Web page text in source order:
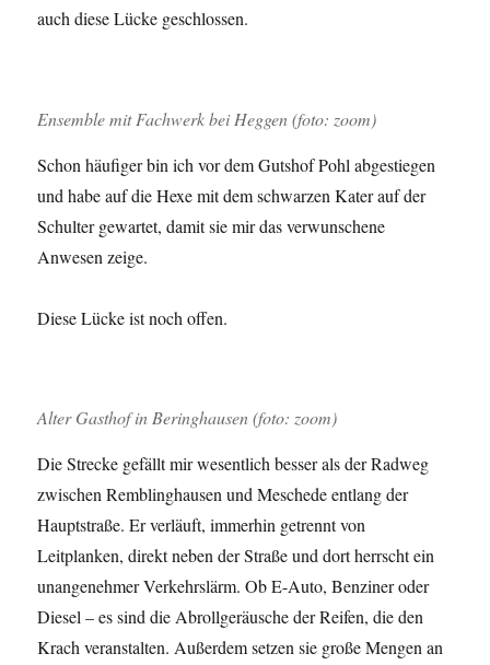
auch diese Lücke geschlossen.
Ensemble mit Fachwerk bei Heggen (foto: zoom)
Schon häufiger bin ich vor dem Gutshof Pohl abgestiegen
und habe auf die Hexe mit dem schwarzen Kater auf der
Schulter gewartet, damit sie mir das verwunschene
Anwesen zeige.
Diese Lücke ist noch offen.
Alter Gasthof in Beringhausen (foto: zoom)
Die Strecke gefällt mir wesentlich besser als der Radweg
zwischen Remblinghausen und Meschede entlang der
Hauptstraße. Er verläuft, immerhin getrennt von
Leitplanken, direkt neben der Straße und dort herrscht ein
unangenehmer Verkehrslärm. Ob E-Auto, Benziner oder
Diesel – es sind die Abrollgeräusche der Reifen, die den
Krach veranstalten. Außerdem setzen sie große Mengen an